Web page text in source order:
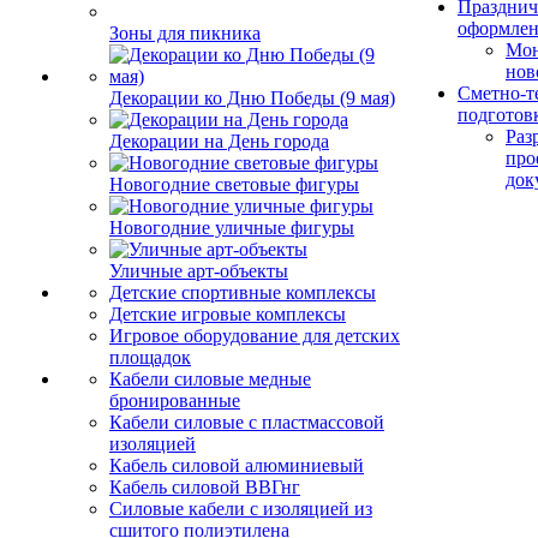
Зоны для пикника
Декорации ко Дню Победы (9 мая)
Декорации на День города
Новогодние световые фигуры
Новогодние уличные фигуры
Уличные арт-объекты
Детские спортивные комплексы
Детские игровые комплексы
Игровое оборудование для детских
площадок
Кабели силовые медные
бронированные
Кабели силовые с пластмассовой
изоляцией
Кабель силовой алюминиевый
Кабель силовой ВВГнг
Силовые кабели с изоляцией из
сшитого полиэтилена
Сметно-